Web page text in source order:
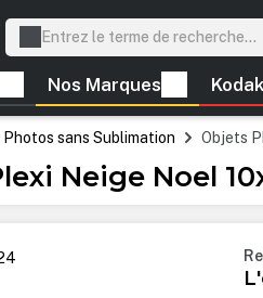
Nos Marques
sans Sublimation Objets
Neige Noel